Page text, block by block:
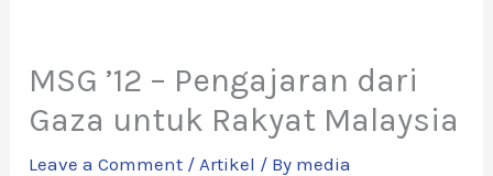
MSG ’12 – Pengajaran dari
Gaza untuk Rakyat Malaysia
Leave a Comment /Artikel / By media